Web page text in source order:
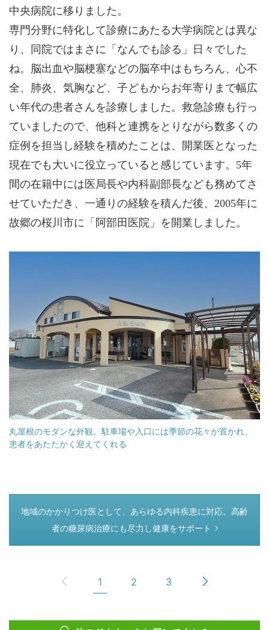
中央病院に移りました。
専門分野に特化して診療にあたる大学病院とは異な
り、同院ではまさに「なんでも診る」日々でした
ね。脳出血や脳梗塞などの脳卒中はもちろん、心不
全、肺炎、気胸など、子どもからお年寄りまで幅広
い年代の患者さんを診療しました。救急診療も行っ
ていましたので、他科と連携をとりながら数多くの
症例を担当し経験を積めたことは、開業医となった
現在でも大いに役立っていると感じています。5年
間の在籍中には医局長や内科副部長なども務めてさ
せていただき、一通りの経験を積んだ後、2005年に
故郷の桜川市に「阿部田医院」を開業しました。
丸屋根のモダンな外観。駐車場や入口には季節の花々が置かれ、
患者をあたたかく迎えてくれる
つぎのページ
地域のかかりつけ医として、あらゆる内科疾患に対応。高齢
者の糖尿病治療にも尽力し健康をサポート
1 2 3